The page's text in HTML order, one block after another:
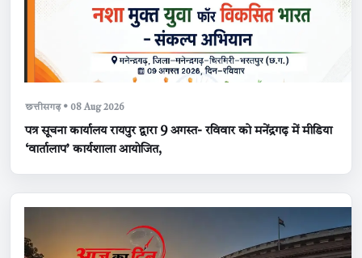
छत्तीसगढ़ • 08 Aug 2026
पत्र सूचना कार्यालय रायपुर द्वारा 9 अगस्त- रविवार को मनेंद्रगढ़ में मीडिया
‘वार्तालाप’ कार्यशाला आयोजित,